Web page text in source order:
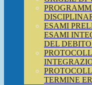
ESAMI
ESAMI
DEL
TERMINE